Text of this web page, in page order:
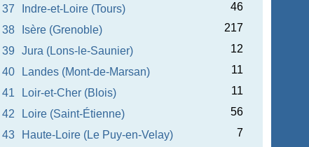
37
Indre-et-Loire (Tours)
46
38
Isère (Grenoble)
217
39
Jura (Lons-le-Saunier)
12
40
Landes (Mont-de-Marsan)
11
41
Loir-et-Cher (Blois)
11
42
Loire (Saint-Étienne)
56
43
Haute-Loire (Le Puy-en-Velay)
7